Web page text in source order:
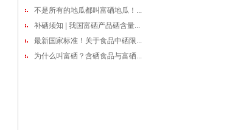
不是所有的地瓜都叫富硒地瓜！...
补硒须知 | 我国富硒产品硒含量...
最新国家标准！关于食品中硒限...
为什么叫富硒？含硒食品与富硒...